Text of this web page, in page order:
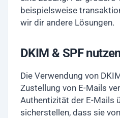
beispielsweise
wir dir andere Lösungen.
DKIM & SPF
Die Verwendung von
Zustellung von E-Mails
Authentizität der E-Mails
sicherstellen, dass sie